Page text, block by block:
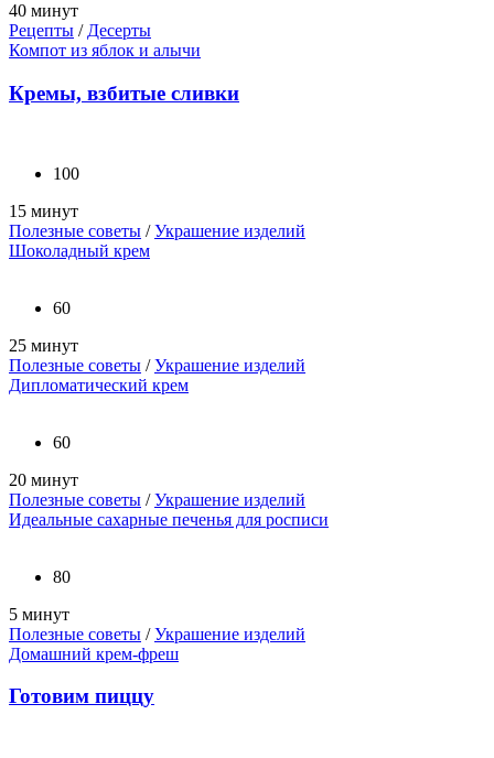
40 минут
Рецепты / Десерты
Компот из яблок и алычи
Кремы, взбитые сливки
100
15 минут
Полезные советы /Украшение изделий
Шоколадный крем
60
25 минут
Полезные советы /Украшение изделий
Дипломатический крем
60
20 минут
Полезные советы /Украшение изделий
Идеальные сахарные печенья для росписи
80
5 минут
Полезные советы /Украшение изделий
Домашний крем-фреш
Готовим пиццу